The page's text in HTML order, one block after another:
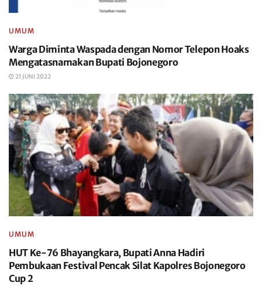
UMUM
Warga Diminta Waspada dengan Nomor Telepon Hoaks
Mengatasnamakan Bupati Bojonegoro
21 JUNI 2022
UMUM
HUT Ke-76 Bhayangkara, Bupati Anna Hadiri
Pembukaan Festival Pencak Silat Kapolres Bojonegoro
Cup 2